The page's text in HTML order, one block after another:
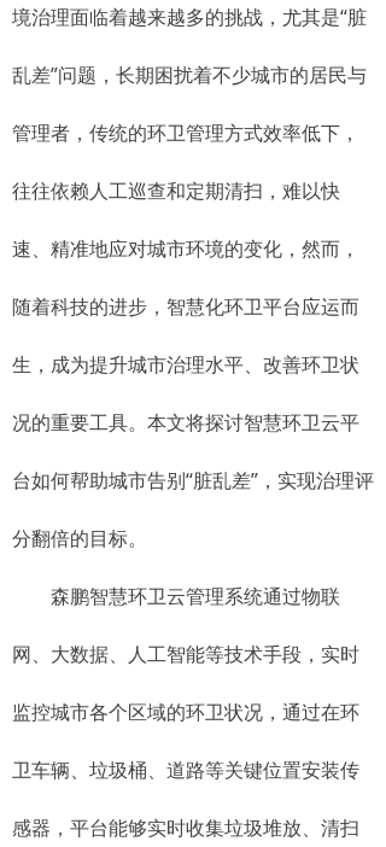
境治理面临着越来越多的挑战，尤其是“脏
乱差”问题，长期困扰着不少城市的居民与
管理者，传统的环卫管理方式效率低下，
往往依赖人工巡查和定期清扫，难以快
速、精准地应对城市环境的变化，然而，
随着科技的进步，智慧化环卫平台应运而
生，成为提升城市治理水平、改善环卫状
况的重要工具。本文将探讨智慧环卫云平
台如何帮助城市告别“脏乱差”，实现治理评
分翻倍的目标。
森鹏智慧环卫云管理系统通过物联
网、大数据、人工智能等技术手段，实时
监控城市各个区域的环卫状况，通过在环
卫车辆、垃圾桶、道路等关键位置安装传
感器，平台能够实时收集垃圾堆放、清扫